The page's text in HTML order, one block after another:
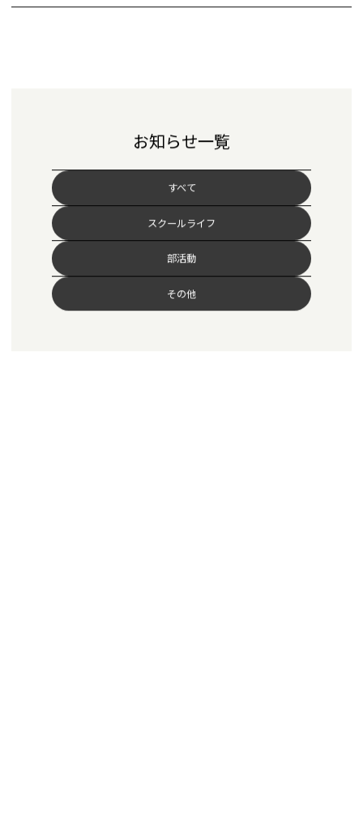
お知らせ一覧
すべて
スクールライフ
部活動
その他